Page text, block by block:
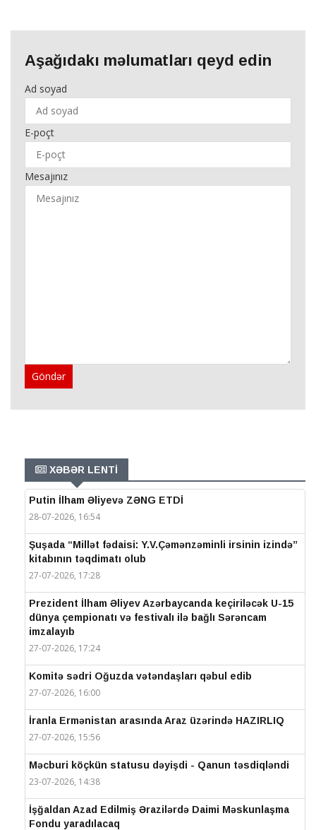
Aşağıdakı məlumatları qeyd edin
Ad soyad
E-poçt
Mesajınız
Göndər
XƏBƏR LENTİ
Putin İlham Əliyevə ZƏNG ETDİ
28-07-2026, 16:54
Şuşada “Millət fədaisi: Y.V.Çəmənzəminli irsinin izində”
kitabının təqdimatı olub
27-07-2026, 17:28
Prezident İlham Əliyev Azərbaycanda keçiriləcək U-15
dünya çempionatı və festivalı ilə bağlı Sərəncam
imzalayıb
27-07-2026, 17:24
Komitə sədri Oğuzda vətəndaşları qəbul edib
27-07-2026, 16:00
İranla Ermənistan arasında Araz üzərində HAZIRLIQ
27-07-2026, 15:56
Məcburi köçkün statusu dəyişdi - Qanun təsdiqləndi
23-07-2026, 14:38
İşğaldan Azad Edilmiş Ərazilərdə Daimi Məskunlaşma
Fondu yaradılacaq